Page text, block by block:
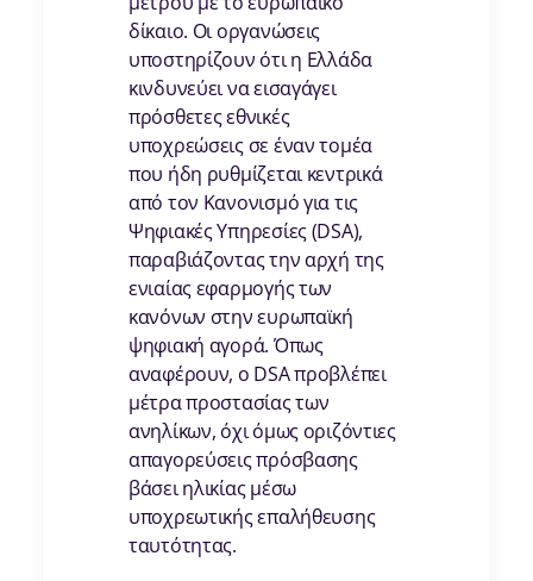
δίκαιο. Οι οργανώσεις
υποστηρίζουν ότι η Ελλάδα
κινδυνεύει να εισαγάγει
πρόσθετες εθνικές
υποχρεώσεις σε έναν τομέα
που ήδη ρυθμίζεται κεντρικά
από τον Κανονισμό για τις
Ψηφιακές Υπηρεσίες (DSA),
παραβιάζοντας την αρχή της
ενιαίας εφαρμογής των
κανόνων στην ευρωπαϊκή
ψηφιακή αγορά. Όπως
αναφέρουν, ο DSA προβλέπει
μέτρα προστασίας των
ανηλίκων, όχι όμως οριζόντιες
απαγορεύσεις πρόσβασης
βάσει ηλικίας μέσω
υποχρεωτικής επαλήθευσης
ταυτότητας.